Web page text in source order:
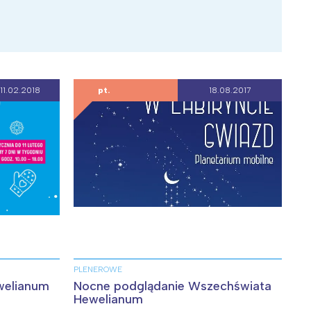
pt. 18.08.2017
PLENEROWE
Nocne podglądanie Wszechświata
Hewelianum